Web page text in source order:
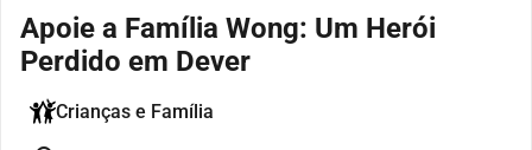
Apoie a Família Wong: Um Herói
Perdido em Dever
Crianças e Família